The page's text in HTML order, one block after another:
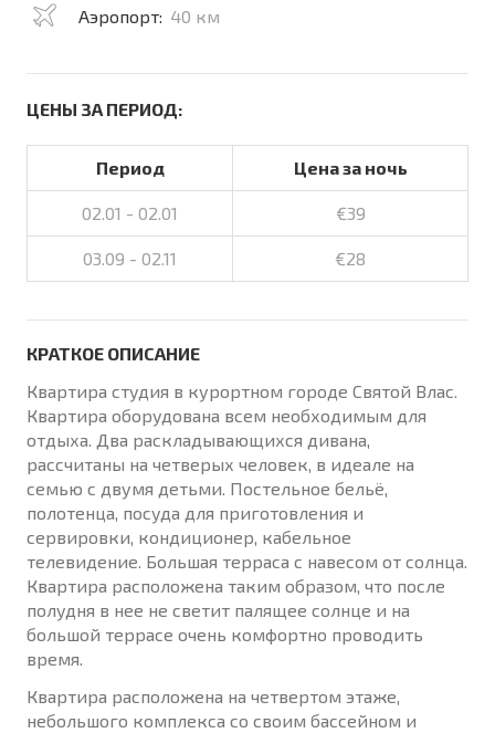
Аэропорт: 40 км
ЦЕНЫ ЗА ПЕРИОД:
Период Цена за ночь
02.01 - 02.01 €39
03.09 - 02.11 €28
КРАТКОЕ ОПИСАНИЕ
Квартира студия в курортном городе Святой Влас.
Квартира оборудована всем необходимым для
отдыха. Два раскладывающихся дивана,
рассчитаны на четверых человек, в идеале на
семью с двумя детьми. Постельное бельё,
полотенца, посуда для приготовления и
сервировки, кондиционер, кабельное
телевидение. Большая терраса с навесом от солнца.
Квартира расположена таким образом, что после
полудня в нее не светит палящее солнце и на
большой террасе очень комфортно проводить
время.
Квартира расположена на четвертом этаже,
небольшого комплекса со своим бассейном и